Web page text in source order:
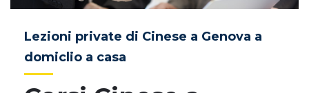
Lezioni private di Cinese a Genova a
domiclio a casa